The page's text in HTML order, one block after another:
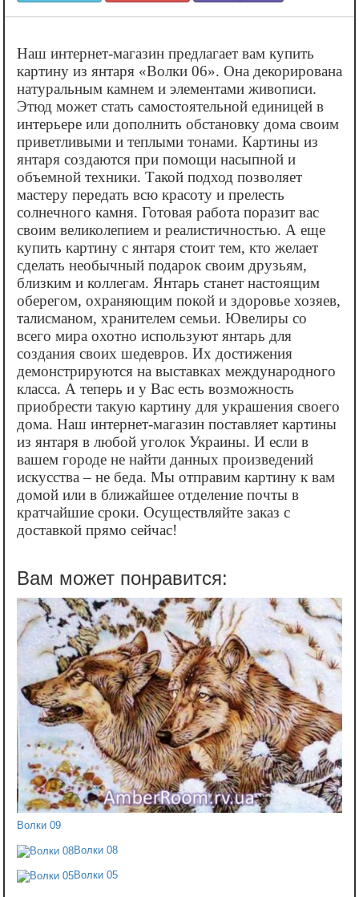
Наш интернет-магазин предлагает вам купить
картину из янтаря «‎Волки 06». Она декорирована
натуральным камнем и элементами живописи.
Этюд может стать самостоятельной единицей в
интерьере или дополнить обстановку дома своим
приветливыми и теплыми тонами. Картины из
янтаря создаются при помощи насыпной и
объемной техники. Такой подход позволяет
мастеру передать всю красоту и прелесть
солнечного камня. Готовая работа поразит вас
своим великолепием и реалистичностью. А еще
купить картину с янтаря стоит тем, кто желает
сделать необычный подарок своим друзьям,
близким и коллегам. Янтарь станет настоящим
оберегом, охраняющим покой и здоровье хозяев,
талисманом, хранителем семьи. Ювелиры со
всего мира охотно используют янтарь для
создания своих шедевров. Их достижения
демонстрируются на выставках международного
класса. А теперь и у Вас есть возможность
приобрести такую картину для украшения своего
дома. Наш интернет-магазин поставляет картины
из янтаря в любой уголок Украины. И если в
вашем городе не найти данных произведений
искусства – не беда. Мы отправим картину к вам
домой или в ближайшее отделение почты в
кратчайшие сроки. Осуществляйте заказ с
доставкой прямо сейчас!
Волки 09
Волки 08
Волки 05